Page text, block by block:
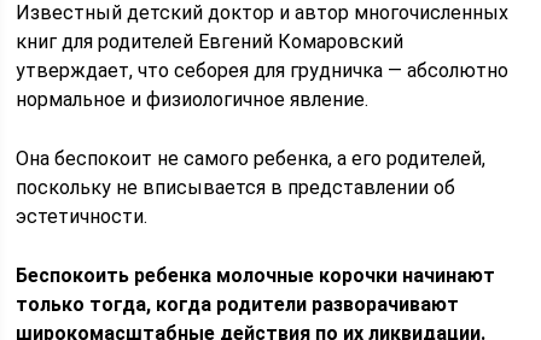
Известный детский доктор и автор многочисленных
книг для родителей Евгений Комаровский
утверждает, что себорея для грудничка — абсолютно
нормальное и физиологичное явление.
Она беспокоит не самого ребенка, а его родителей,
поскольку не вписывается в представлении об
эстетичности.
Беспокоить ребенка молочные корочки начинают
только тогда, когда родители разворачивают
широкомасштабные действия по их ликвидации.